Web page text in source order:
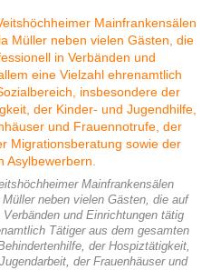
Mainfrankensälen
neben vielen Gästen, die auf
und Einrichtungen tätig
Tätiger aus dem gesamten
der Hospiztätigkeit,
der Frauenhäuser und